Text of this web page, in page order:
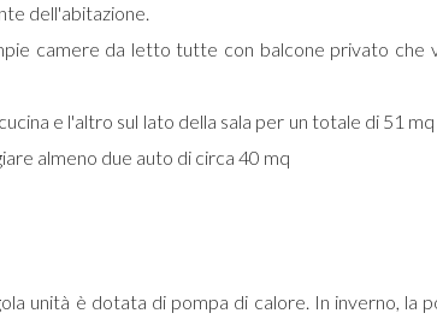
dell'abitazione.
camere da letto tutte con balcone privato che
e l'altro sul lato della sala per un totale di 51
almeno due auto di circa 40 mq
unità è dotata di pompa di calore. In inverno,